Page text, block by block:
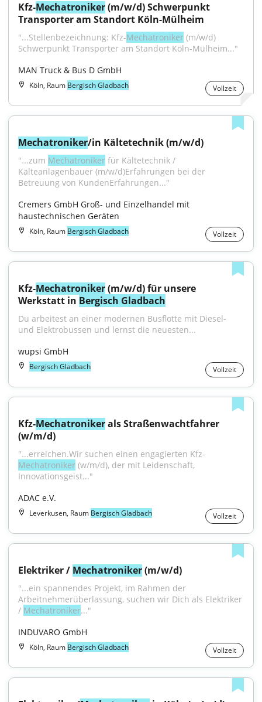
Kfz-Mechatroniker (m/w/d) Schwerpunkt
Transporter am Standort Köln-Mülheim
"...Stellenbezeichnung: Kfz-Mechatroniker (m/w/d)
Schwerpunkt Transporter am Standort Köln-Mülheim..."
MAN Truck & Bus D GmbH
Köln, Raum Bergisch Gladbach Vollzeit
Mechatroniker/in Kältetechnik (m/w/d)
"...zum Mechatroniker für Kältetechnik /
Kälteanlagenbauer (m/w/d)Erfahrungen bei der
Betreuung von KundenErfahrungen..."
Cremers GmbH Groß- und Einzelhandel mit
haustechnischen Geräten
Köln, Raum Bergisch Gladbach Vollzeit
Kfz-Mechatroniker (m/w/d) für unsere
Werkstatt in Bergisch Gladbach
Du arbeitest an einer modernen Busflotte mit Diesel-
und Elektrobussen und lernst die neuesten...
wupsi GmbH
Bergisch Gladbach Vollzeit
Kfz-Mechatroniker als Straßenwachtfahrer
(w/m/d)
"...erreichen.Wir suchen einen engagierten Kfz-
Mechatroniker (w/m/d), der mit Leidenschaft,
Innovationsgeist..."
ADAC e.V.
Leverkusen, Raum Bergisch Gladbach Vollzeit
Elektriker / Mechatroniker (m/w/d)
"...ein spannendes Projekt, im Rahmen der
Arbeitnehmerüberlassung, suchen wir Dich als Elektriker
/ Mechatroniker..."
INDUVARO GmbH
Köln, Raum Bergisch Gladbach Vollzeit